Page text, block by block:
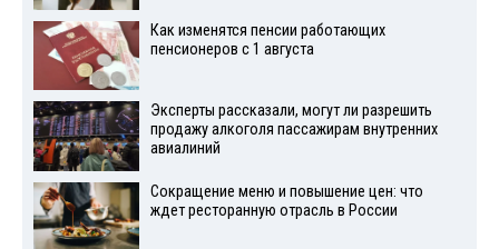
Как изменятся пенсии работающих
пенсионеров с 1 августа
Эксперты рассказали, могут ли разрешить
продажу алкоголя пассажирам внутренних
авиалиний
Сокращение меню и повышение цен: что
ждет ресторанную отрасль в России